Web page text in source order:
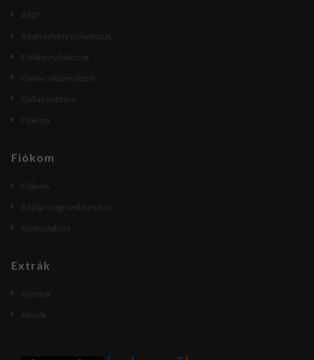
ÁSZF
Adatvédelmi nyilatkozat
Elállási nyilatkozat
Online vitarendezés
Elállás indítása
Fiókom
Fiókom
Fiókom
Eddigi megrendeléseim
Kívánságlista
Extrák
Gyártók
Akciók